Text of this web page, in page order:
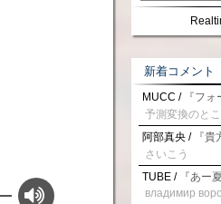
新着コメント
MUCC / 『フ
阿部真央 / 『
さいこう
TUBE / 『あー
владимир